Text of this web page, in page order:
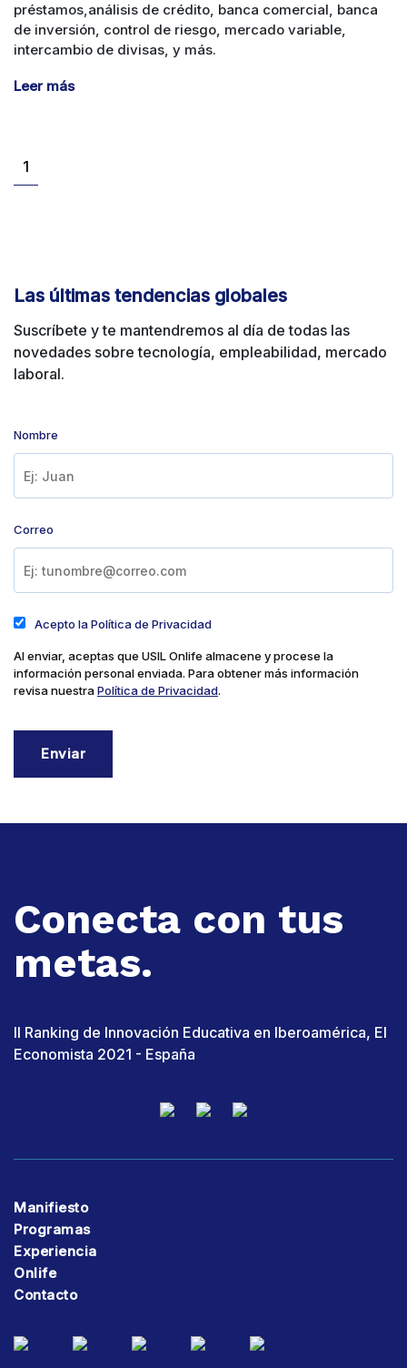
préstamos,análisis de crédito, banca comercial, banca
de inversión, control de riesgo, mercado variable,
intercambio de divisas, y más.
Leer más
1
Las últimas tendencias globales
Suscríbete y te mantendremos al día detodas las
novedades sobretecnología, empleabilidad, mercado
laboral.
Nombre
Correo
Acepto la Política de Privacidad
Al enviar, aceptas que USIL Onlife almacene y procese la
información personal enviada. Para obtener más información
revisa nuestraPolítica de Privacidad.
Conecta con tus
metas.
II Ranking de Innovación Educativa en Iberoamérica, El
Economista 2021 - España
Manifiesto
Programas
Experiencia
Onlife
Contacto